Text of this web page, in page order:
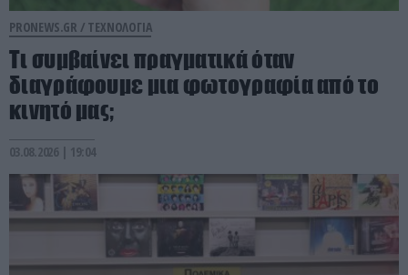
PRONEWS.GR / ΤΕΧΝΟΛΟΓΙΑ
Τι συμβαίνει πραγματικά όταν
διαγράφουμε μια φωτογραφία από το
κινητό μας;
03.08.2026 | 19:04